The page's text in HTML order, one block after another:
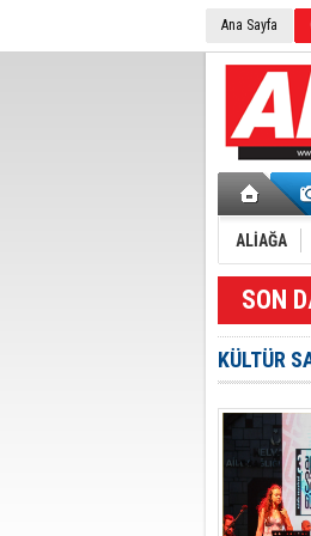
Ana Sayfa
ALİAĞA
SON
KÜLTÜR